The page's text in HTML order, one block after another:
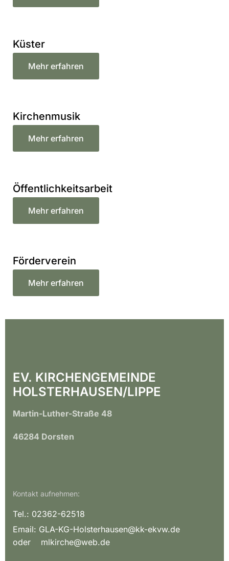
Küster
Mehr erfahren
Kirchenmusik
Mehr erfahren
Öffentlichkeitsarbeit
Mehr erfahren
Förderverein
Mehr erfahren
EV. KIRCHENGEMEINDE
HOLSTERHAUSEN/LIPPE
Martin-Luther-Straße 48
46284 Dorsten
Kontakt aufnehmen:
Tel.: 02362-62518
Email: GLA-KG-Holsterhausen@kk-ekvw.de
oder mlkirche@web.de